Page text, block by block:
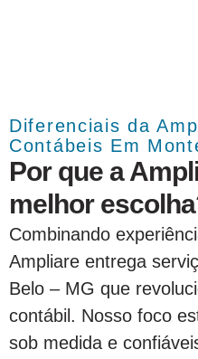
Diferenciais da
Contábeis Em
Por que a
melhor
Combinando
Ampliare entrega
Belo – MG que
contábil. Nosso foco
sob medida e